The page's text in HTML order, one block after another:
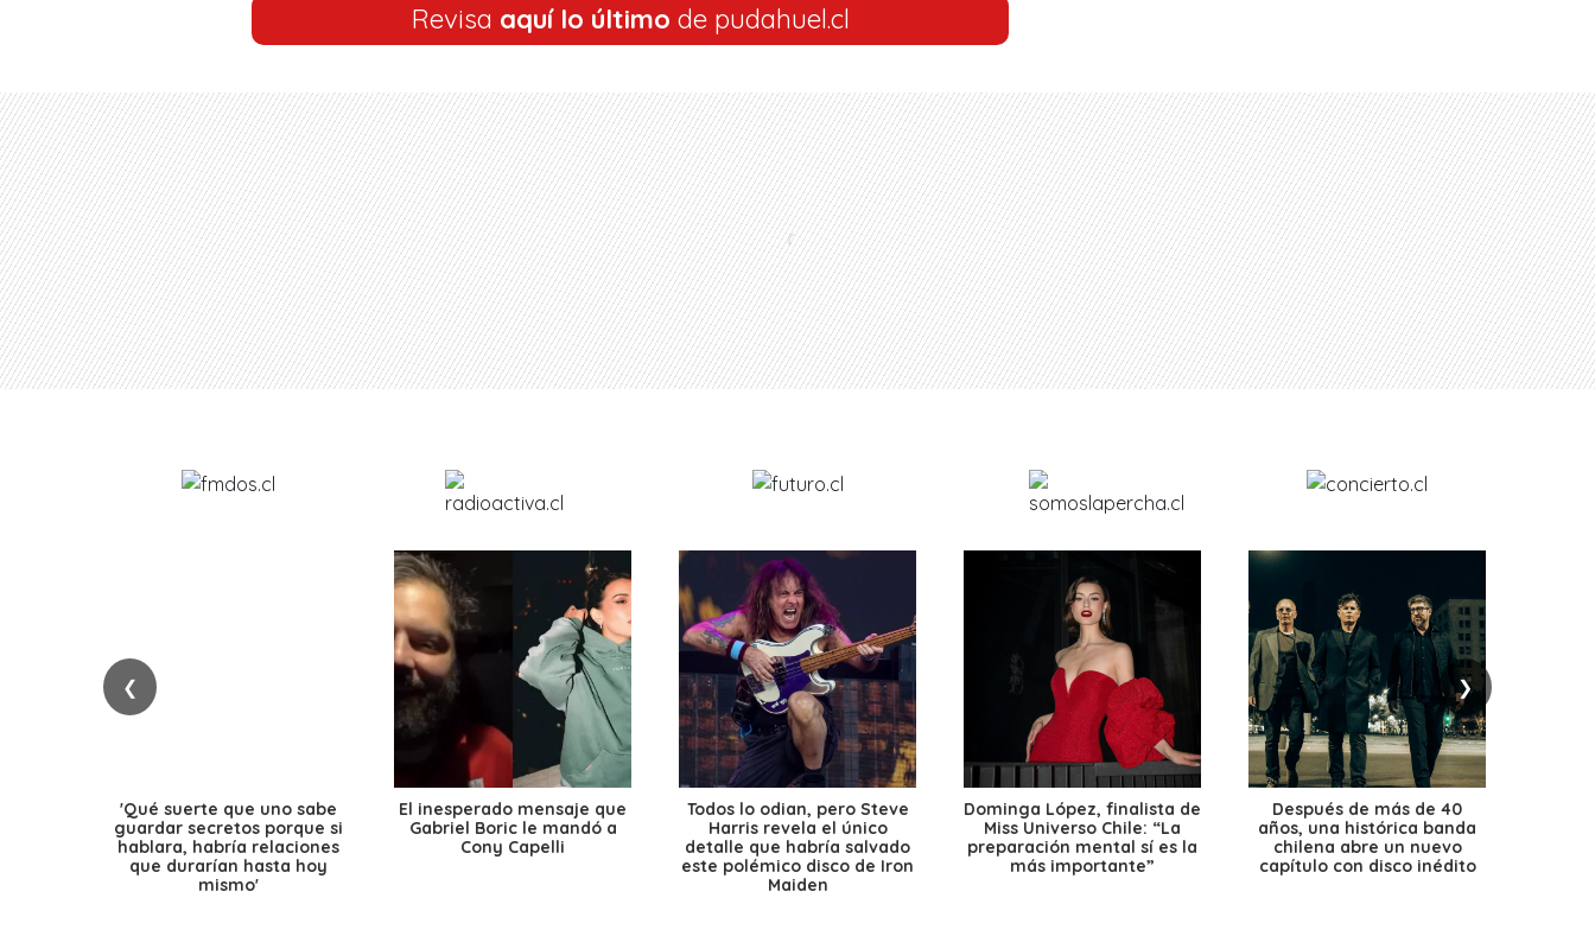
Revisa aquí lo último de pudahuel.cl
❮ ❯
'Qué suerte que uno sabe
guardar secretos porque si
hablara, habría relaciones
que durarían hasta hoy
mismo'
El inesperado mensaje que
Gabriel Boric le mandó a
Cony Capelli
Todos lo odian, pero Steve
Harris revela el único
detalle que habría salvado
este polémico disco de Iron
Maiden
Dominga López, finalista de
Miss Universo Chile: “La
preparación mental sí es la
más importante”
Después de más de 40
años, una histórica banda
chilena abre un nuevo
capítulo con disco inédito